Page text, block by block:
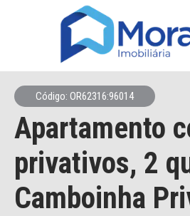
Código: OR62316:96014
Apartamento
privativos, 2
Camboinha